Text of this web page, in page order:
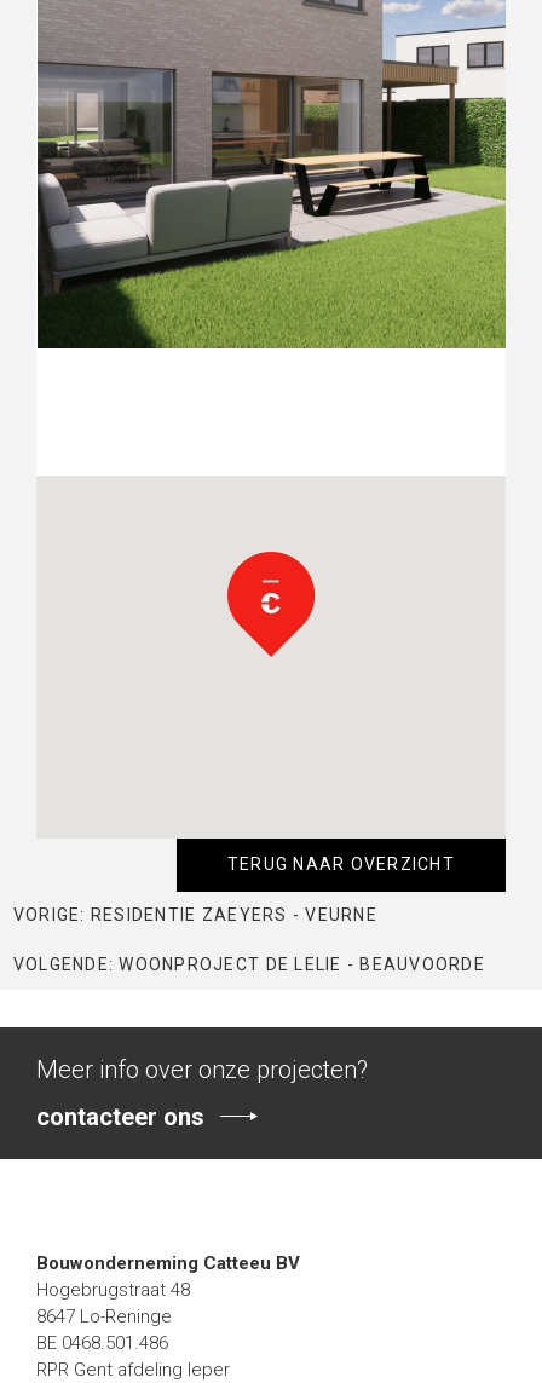
TERUG NAAR OVERZICHT
VORIGE: RESIDENTIE ZAEYERS - VEURNE
VOLGENDE: WOONPROJECT DE LELIE - BEAUVOORDE
Meer info over onze projecten?
contacteer ons
Bouwonderneming Catteeu BV
Hogebrugstraat 48
8647 Lo-Reninge
BE 0468.501.486
RPR Gent afdeling Ieper